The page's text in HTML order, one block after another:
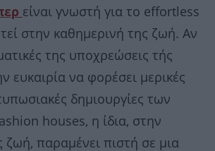
είναι γνωστή για το effortless
στην καθημερινή της ζωή. Αν
της υποχρεώσεις τής
ευκαιρία να φορέσει μερικές
δημιουργίες των
houses, η ίδια, στην
παραμένει πιστή σε μια